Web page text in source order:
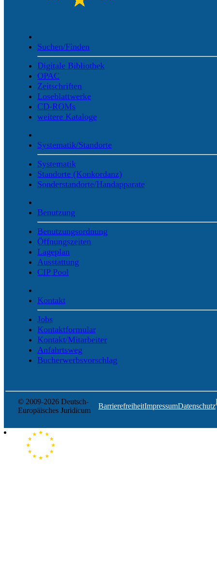
Suchen/Finden
Digitale Bibliothek
OPAC
Zeitschriften
Loseblattwerke
CD-ROMs
weitere Kataloge
Systematik/Standorte
Systematik
Standorte (Konkordanz)
Sonderstandorte/Handapparate
Benutzung
Benutzungsordnung
Öffnungszeiten
Lageplan
Ausstattung
CIP Pool
Kontakt
Jobs
Kontaktformular
Kontakt/Mitarbeiter
Anfahrtsweg
Bucherwerbsvorschlag
© 2009-2026 Deutsch-
Europäisches Juridicum
BarrierefreiheitImpressumDatenschutz